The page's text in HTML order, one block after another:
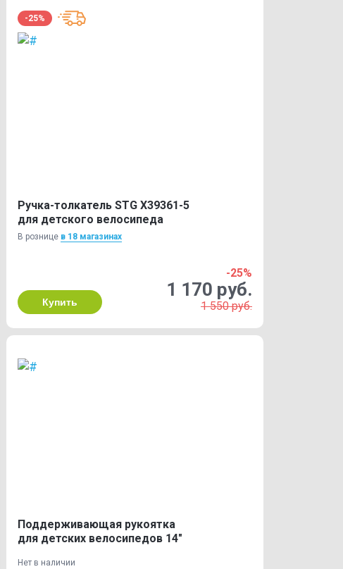
-25%
Ручка-толкатель STG Х39361-5
для детского велосипеда
В рознице в 18 магазинах
Купить
-25%
1 170 руб.
1 550 руб.
Поддерживающая рукоятка
для детских велосипедов 14"
Нет в наличии